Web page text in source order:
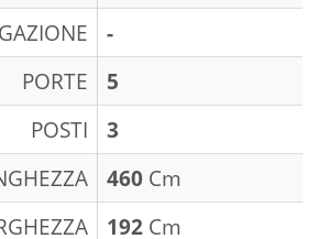
-
PORTE
5
POSTI
3
460 Cm
192 Cm